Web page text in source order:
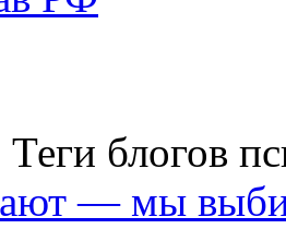
блогов
— мы